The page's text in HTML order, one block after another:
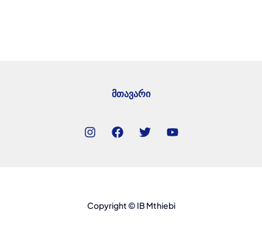
მთავარი
Copyright © IB Mthiebi